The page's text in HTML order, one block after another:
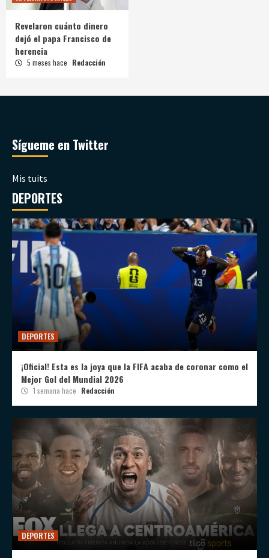
Revelaron cuánto dinero
dejó el papa Francisco de
herencia
5 meses hace Redacción
Sígueme en Twitter
Mis tuits
DEPORTES
DEPORTES
¡Oficial! Esta es la joya que la FIFA acaba de coronar como el
Mejor Gol del Mundial 2026
1 semana hace Redacción
DEPORTES